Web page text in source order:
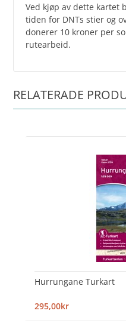
Ved kjøp av dette
tiden for DNTs stier og
donerer 10 kroner per
rutearbeid.
RELATERADE
Hurrungane Turkart
295,00kr